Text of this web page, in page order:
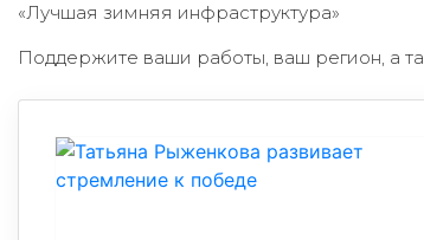
«Лучшая зимняя инфраструктура»
Поддержите ваши работы, ваш регион, а